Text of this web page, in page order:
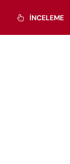
İNCELEME